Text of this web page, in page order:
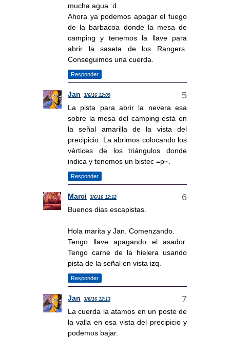
mucha agua :d.
Ahora ya podemos apagar el fuego
de la barbacoa donde la mesa de
camping y tenemos la llave para
abrir la saseta de los Rangers.
Conseguimos una cuerda.
Responder
Jan 3/6/16 12:09
La pista para abrir la nevera esa
sobre la mesa del camping está en
la señal amarilla de la vista del
precipicio. La abrimos colocando los
vértices de los triángulos donde
indica y tenemos un bistec =p~.
Responder
Marci 3/6/16 12:12
Buenos dias escapistas.
Hola marita y Jan. Comenzando.
Tengo llave apagando el asador.
Tengo carne de la hielera usando
pista de la señal en vista izq.
Responder
Jan 3/6/16 12:13
La cuerda la atamos en un poste de
la valla en esa vista del precipicio y
podemos bajar.